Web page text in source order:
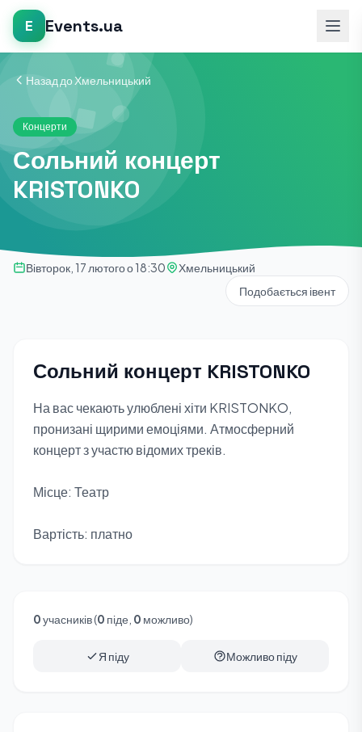
E Events.ua
Назад до Хмельницький
Концерти
Сольний концерт
KRISTONKO
Вівторок, 17 лютого о 18:30
Хмельницький
Подобається івент
Сольний концерт KRISTONKO
На вас чекають улюблені хіти KRISTONKO,
пронизані щирими емоціями. Атмосферний
концерт з участю відомих треків.
Місце: Театр
Вартість: платно
0учасників (0 піде, 0 можливо)
Я піду Можливо піду